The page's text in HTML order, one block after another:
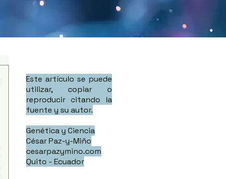
Este artículo se puede
utilizar, copiar o
reproducir citando la
fuente y su autor.
Genética y Ciencia
César Paz-y-Miño
cesarpazymino.com
Quito - Ecuador